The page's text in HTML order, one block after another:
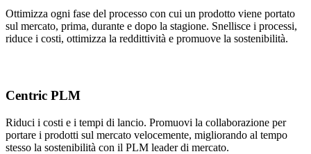
Ottimizza ogni fase del processo con cui un prodotto viene portato
sul mercato, prima, durante e dopo la stagione. Snellisce i processi,
riduce i costi, ottimizza la reddittività e promuove la sostenibilità.
Centric PLM
Riduci i costi e i tempi di lancio. Promuovi la collaborazione per
portare i prodotti sul mercato velocemente, migliorando al tempo
stesso la sostenibilità con il PLM leader di mercato.